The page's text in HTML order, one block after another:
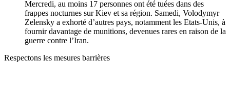
Mercredi, au moins 17 personnes ont été tuées dans des
frappes nocturnes sur Kiev et sa région. Samedi, Volodymyr
Zelensky a exhorté d’autres pays, notamment les Etats-Unis, à
fournir davantage de munitions, devenues rares en raison de la
guerre contre l’Iran.
Respectons les mesures barrières